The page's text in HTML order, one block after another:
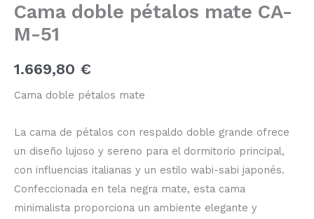
Cama doble pétalos mate CA-
M-51
1.669,80 €
Cama doble pétalos mate
La cama de pétalos con respaldo doble grande ofrece
un diseño lujoso y sereno para el dormitorio principal,
con influencias italianas y un estilo wabi-sabi japonés.
Confeccionada en tela negra mate, esta cama
minimalista proporciona un ambiente elegante y